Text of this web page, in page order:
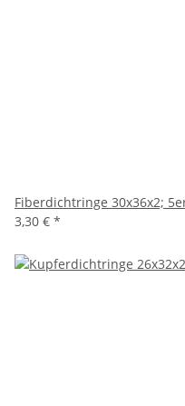
Fiberdichtringe 30x36x2;
3,30 € *